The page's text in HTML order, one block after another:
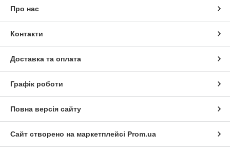
Про нас
Контакти
Доставка та оплата
Графік роботи
Повна версія сайту
Сайт створено на маркетплейсі Prom.ua